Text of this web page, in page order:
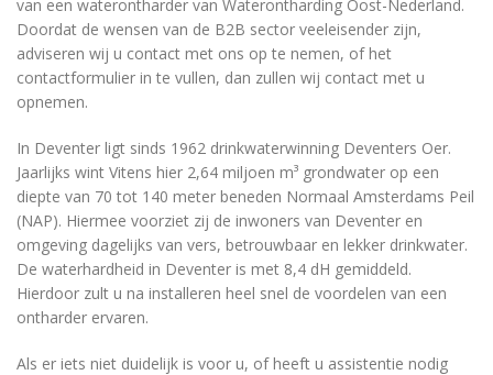
van een waterontharder van Waterontharding Oost-Nederland.
Doordat de wensen van de B2B sector veeleisender zijn,
adviseren wij u contact met ons op te nemen, of het
contactformulier in te vullen, dan zullen wij contact met u
opnemen.
In Deventer ligt sinds 1962 drinkwaterwinning Deventers Oer.
Jaarlijks wint Vitens hier 2,64 miljoen m³ grondwater op een
diepte van 70 tot 140 meter beneden Normaal Amsterdams Peil
(NAP). Hiermee voorziet zij de inwoners van Deventer en
omgeving dagelijks van vers, betrouwbaar en lekker drinkwater.
De waterhardheid in Deventer is met 8,4 dH gemiddeld.
Hierdoor zult u na installeren heel snel de voordelen van een
ontharder ervaren.
Als er iets niet duidelijk is voor u, of heeft u assistentie nodig